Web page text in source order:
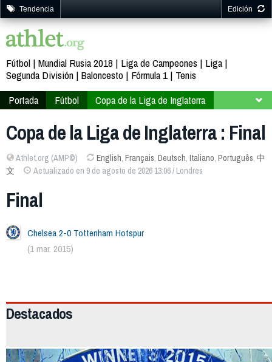
Tendencia Edición
Fútbol Mundial Rusia 2018 Liga de Campeones
Liga
Segunda División Baloncesto Fórmula 1
Tenis
Portada
Fútbol
Copa de la Liga de Inglaterra
Copa de la Liga de Inglaterra : Final
Athlet.org (AMP©) English, Français, Deutsch, Italiano, Português, 中
文
Actualizado en 9 de agosto de 2026 13:06 / Londres
Final
Chelsea 2-0 Tottenham Hotspur
(1 mar. 2015)
Destacados